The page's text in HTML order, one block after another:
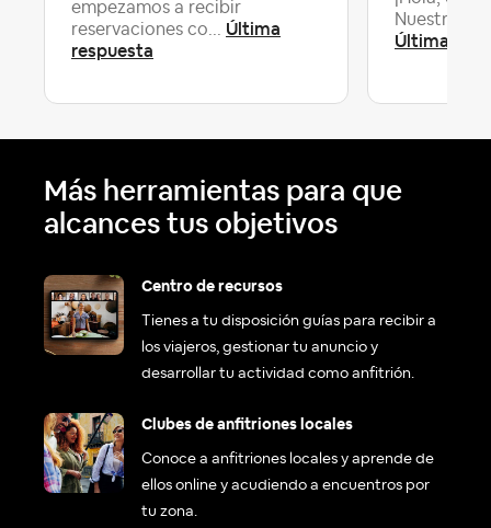
empezamos a recibir
reservaciones co... Última
respuesta
Nuestra
Última
Más herramientas para que
alcances tus objetivos
Centro de recursos
Tienes a tu disposición guías para recibir a
los viajeros, gestionar tu anuncio y
desarrollar tu actividad como anfitrión.
Clubes de anfitriones locales
Conoce a anfitriones locales y aprende de
ellos online y acudiendo a encuentros por
tu zona.